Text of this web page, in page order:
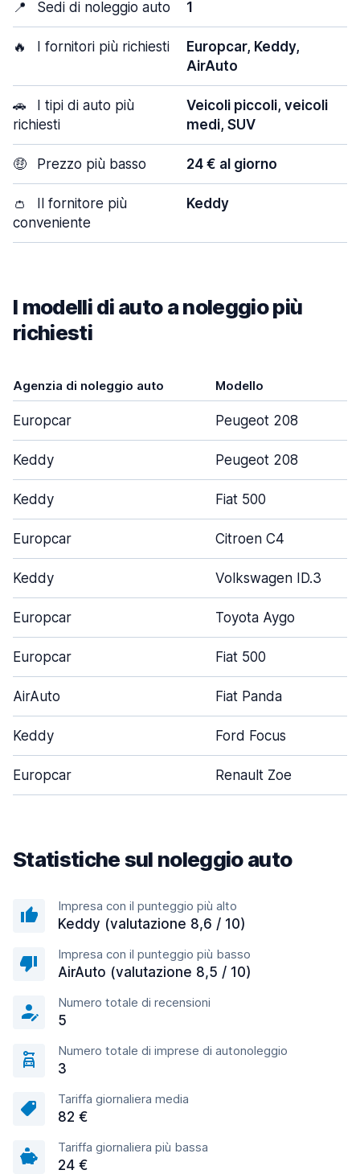
📍 Sedi di noleggio auto 1
🔥 I fornitori più richiesti
Europcar, Keddy,
AirAuto
🚗
I tipi di auto più
richiesti
Veicoli piccoli, veicoli
medi, SUV
🤑 Prezzo più basso 24 € al giorno
👛
Il fornitore più
conveniente
Keddy
I modelli di auto a noleggio più
richiesti
Agenzia di noleggio auto Modello
Europcar Peugeot 208
Keddy Peugeot 208
Keddy Fiat 500
Europcar Citroen C4
Keddy Volkswagen ID.3
Europcar Toyota Aygo
Europcar Fiat 500
AirAuto Fiat Panda
Keddy Ford Focus
Europcar Renault Zoe
Statistiche sul noleggio auto
Impresa con il punteggio più alto
Keddy (valutazione 8,6 / 10)
Impresa con il punteggio più basso
AirAuto (valutazione 8,5 / 10)
Numero totale di recensioni
5
Numero totale di imprese di autonoleggio
3
Tariffa giornaliera media
82 €
Tariffa giornaliera più bassa
24 €